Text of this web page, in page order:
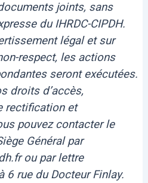
joints, sans
du IHRDC-CIPDH.
légal et sur
respect, les actions
seront exécutées.
droits d’accès,
rectification et
pouvez contacter le
Général par
ou par lettre
6 rue du Docteur Finlay.